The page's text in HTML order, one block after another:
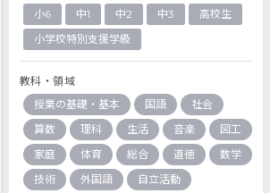
小6
中1 中2 中3
高校生
小学校特別支援学級
教科・領域
授業の基礎・基本
国語
社会
算数
理科 生活 音楽
図工
家庭
体育 総合 道徳
数学
技術
外国語 自立活動